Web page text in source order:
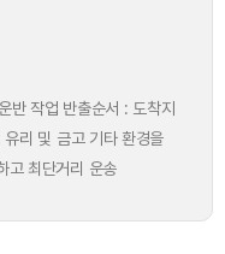
반 작업 반출순서 : 도착지
리 및 금고 기타 환경을
고 최단거리 운송